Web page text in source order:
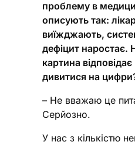
проблему в
описують так:
виїжджають,
дефіцит наростає.
картина
дивитися на
– Не вважаю це
Серйозно.
У нас з кількістю